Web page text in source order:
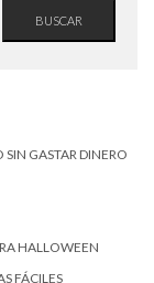
BUSCAR
GASTAR DINERO
HALLOWEEN
FÁCILES